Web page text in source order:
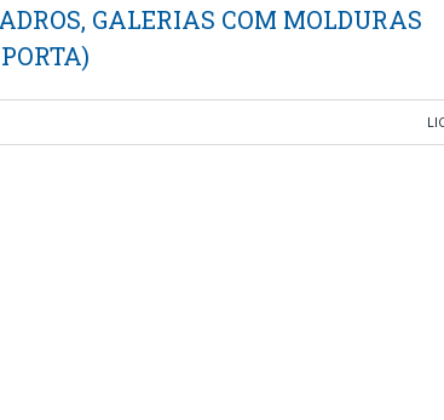
GALERIAS COM MOLDURAS